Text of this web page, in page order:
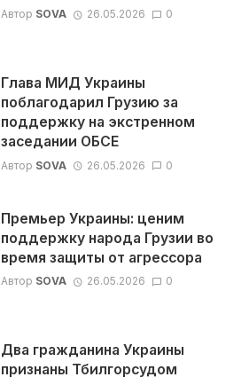
Автор SOVA 26.05.2026 0
Глава МИД Украины
поблагодарил Грузию за
поддержку на экстренном
заседании ОБСЕ
Автор SOVA 26.05.2026 0
Премьер Украины: ценим
поддержку народа Грузии во
время защиты от агрессора
Автор SOVA 26.05.2026 0
Два гражданина Украины
признаны Тбилгорсудом